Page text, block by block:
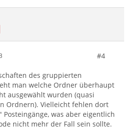
#4
des gruppierten
man welche Ordner überhaupt
ausgewählt wurden (quasi
Ordnern). Vielleicht fehlen dort
was aber eigentlich
nicht mehr der Fall sein sollte.